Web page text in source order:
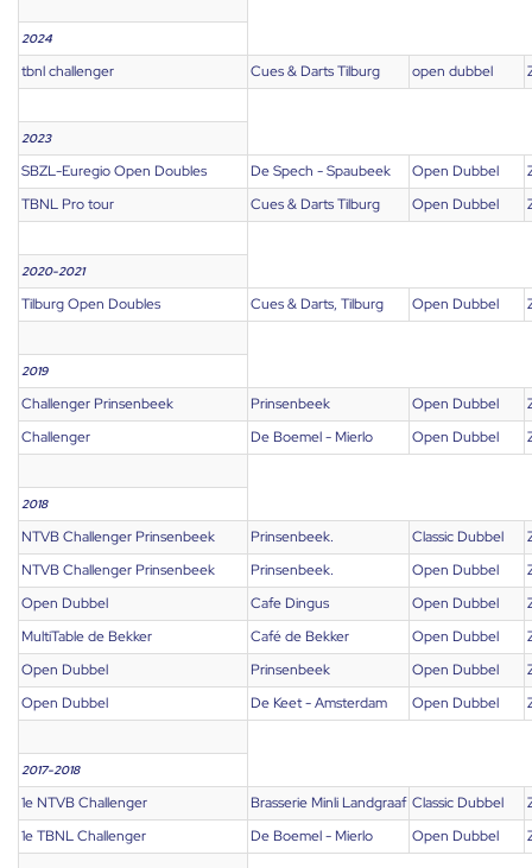
2024
tbnl challenger Cues & Darts Tilburg open dubbel
2023
SBZL-Euregio Open Doubles De Spech - Spaubeek Open Dubbel
TBNL Pro tour
Cues & Darts Tilburg Open Dubbel
2020-2021
Tilburg Open Doubles Cues & Darts, Tilburg Open Dubbel
2019
Challenger Prinsenbeek Prinsenbeek Open Dubbel
Challenger
De Boemel - Mierlo Open Dubbel
2018
NTVB Challenger Prinsenbeek Prinsenbeek. Classic Dubbel
NTVB Challenger Prinsenbeek
Prinsenbeek. Open Dubbel
Open Dubbel
Cafe Dingus Open Dubbel
MultiTable de Bekker
Café de Bekker Open Dubbel
Open Dubbel
Prinsenbeek Open Dubbel
Open Dubbel
De Keet - Amsterdam Open Dubbel
2017-2018
1e NTVB Challenger Brasserie Minli Landgraaf Classic Dubbel
1e TBNL Challenger
De Boemel - Mierlo Open Dubbel